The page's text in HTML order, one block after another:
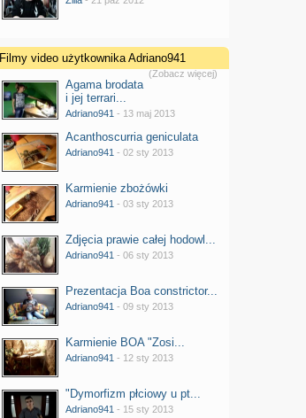
Filmy video użytkownika Adriano941
(Zobacz więcej)
Agama brodata
i jej terrari...
Adriano941 - 13 maj 2013
Acanthoscurria geniculata
Adriano941 - 02 sty 2013
Karmienie zbożówki
Adriano941 - 03 sty 2013
Zdjęcia prawie całej hodowl...
Adriano941 - 06 sty 2013
Prezentacja Boa constrictor...
Adriano941 - 09 sty 2013
Karmienie BOA "Zosi...
Adriano941 - 12 sty 2013
"Dymorfizm płciowy u pt...
Adriano941 - 15 sty 2013